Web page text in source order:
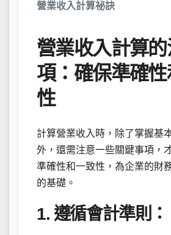
營業收入計算祕訣
營業收入計算
項：確保準確
性
計算營業收入時，除了掌握基
外，還需注意一些關鍵事項，
準確性和一致性，為企業的財
的基礎。
1. 遵循會計準則：